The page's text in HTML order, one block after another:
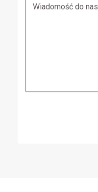
Wiadomość do nas